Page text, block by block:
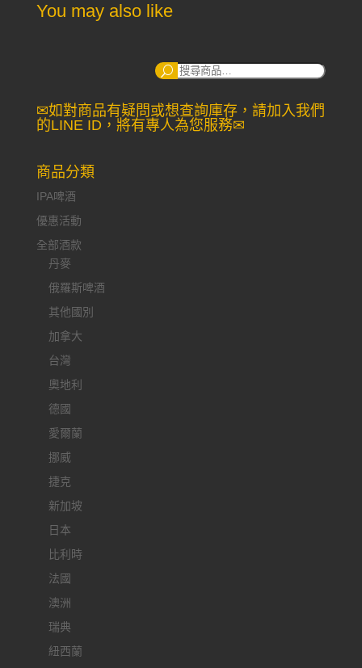
You may also like
搜
✉如對商品有疑問或想查詢庫存，請加入我們
的LINE ID，將有專人為您服務✉
商品分類
IPA啤酒
優惠活動
全部酒款
丹麥
俄羅斯啤酒
其他國別
加拿大
台灣
奧地利
德國
愛爾蘭
挪威
捷克
新加坡
日本
比利時
法國
澳洲
瑞典
紐西蘭